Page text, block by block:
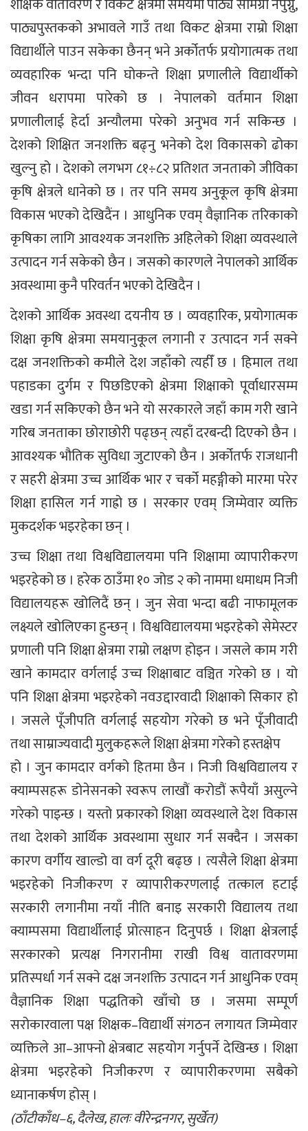
शैक्षिक वातावरण र विकट क्षेत्रमा समयमा पाठ्य सामग्री नपुग्नु,
पाठ्यपुस्तकको अभावले गाउँ तथा विकट क्षेत्रमा राम्रो शिक्षा
विद्यार्थीले पाउन सकेका छैनन् भने अर्कोतर्फ प्रयोगात्मक तथा
व्यवहारिक भन्दा पनि घोकन्ते शिक्षा प्रणालीले विद्यार्थीको
जीवन धरापमा पारेको छ । नेपालको वर्तमान शिक्षा
प्रणालीलाई हेर्दा अन्यौलमा परेको अनुभव गर्न सकिन्छ ।
देशको शिक्षित जनशक्ति बढ्नु भनेको देश विकासको ढोका
खुल्नु हो । देशको लगभग ८१÷८२ प्रतिशत जनताको जीविका
कृषि क्षेत्रले धानेको छ । तर पनि समय अनुकूल कृषि क्षेत्रमा
विकास भएको देखिदैंन । आधुनिक एवम् वैज्ञानिक तरिकाको
कृषिका लागि आवश्यक जनशक्ति अहिलेको शिक्षा व्यवस्थाले
उत्पादन गर्न सकेको छैन । जसको कारणले नेपालको आर्थिक
अवस्थामा कुनै परिवर्तन भएको देखिदैन ।
देशको आर्थिक अवस्था दयनीय छ । व्यवहारिक, प्रयोगात्मक
शिक्षा कृषि क्षेत्रमा समयानुकूल लगानी र उत्पादन गर्न सक्ने
दक्ष जनशक्तिको कमीले देश जहाँको त्यहीँ छ । हिमाल तथा
पहाडका दुर्गम र पिछडिएको क्षेत्रमा शिक्षाको पूर्वाधारसम्म
खडा गर्न सकिएको छैन भने यो सरकारले जहाँ काम गरी खाने
गरिब जनताका छोराछोरी पढ्छन् त्यहाँ दरबन्दी दिएको छैन ।
आवश्यक भौतिक सुविधा जुटाएको छैन । अर्कोतर्फ राजधानी
र सहरी क्षेत्रमा उच्च आर्थिक भार र चर्को महङ्गीको मारमा परेर
शिक्षा हासिल गर्न गाह्रो छ । सरकार एवम् जिम्मेवार व्यक्ति
मुकदर्शक भइरहेका छन् ।
उच्च शिक्षा तथा विश्वविद्यालयमा पनि शिक्षामा व्यापारीकरण
भइरहेको छ । हरेक ठाउँमा १० जोड २ को नाममा धमाधम निजी
विद्यालयहरू खोलिदैं छन् । जुन सेवा भन्दा बढी नाफामूलक
लक्ष्यले खोलिएका हुन्छन् । विश्वविद्यालयमा भइरहेको सेमेस्टर
प्रणाली पनि शिक्षा क्षेत्रमा राम्रो लक्षण होइन । जसले काम गरी
खाने कामदार वर्गलाई उच्च शिक्षाबाट वञ्चित गरेको छ । यो
पनि शिक्षा क्षेत्रमा भइरहेको नवउद्दारवादी शिक्षाको सिकार हो
। जसले पूँजीपति वर्गलाई सहयोग गरेको छ भने पूँजीवादी
तथा साम्राज्यवादी मुलुकहरूले शिक्षा क्षेत्रमा गरेको हस्तक्षेप
हो । जुन कामदार वर्गको हितमा छैन । निजी विश्वविद्यालय र
क्याम्पसहरू डोनेसनको स्वरूप लाखौं करोडौं रूपैयाँ असुल्ने
गरेको पाइन्छ । यस्तो प्रकारको शिक्षा व्यवस्थाले देश विकास
तथा देशको आर्थिक अवस्थामा सुधार गर्न सक्दैन । जसका
कारण वर्गीय खाल्डो वा वर्ग दूरी बढ्छ । त्यसैले शिक्षा क्षेत्रमा
भइरहेको निजीकरण र व्यापारीकरणलाई तत्काल हटाई
सरकारी लगानीमा नयाँ नीति बनाइ सरकारी विद्यालय तथा
क्याम्पसमा विद्यार्थीलाई प्रोत्साहन दिनुपर्छ । शिक्षा क्षेत्रलाई
सरकारको प्रत्यक्ष निगरानीमा राखी विश्व वातावरणमा
प्रतिस्पर्धा गर्न सक्ने दक्ष जनशक्ति उत्पादन गर्न आधुनिक एवम्
वैज्ञानिक शिक्षा पद्धतिको खाँचो छ । जसमा सम्पूर्ण
सरोकारवाला पक्ष शिक्षक–विद्यार्थी संगठन लगायत जिम्मेवार
व्यक्तिले आ–आफ्नो क्षेत्रबाट सहयोग गर्नुपर्ने देखिन्छ । शिक्षा
क्षेत्रमा भइरहेको निजीकरण र व्यापारीकरणमा सबैको
ध्यानाकर्षण होस् ।
(ठाँटीकाँध–६, दैलेख, हालः वीरेन्द्रनगर, सुर्खेत)